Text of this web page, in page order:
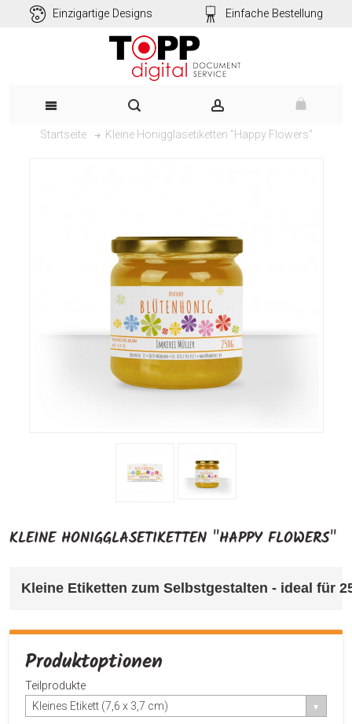
Einzigartige Designs Einfache Bestellung
Startseite Kleine Honigglasetiketten "Happy Flowers"
KLEINE HONIGGLASETIKETTEN "HAPPY FLOWERS"
Kleine Etiketten zum Selbstgestalten - ideal für
Produktoptionen
Teilprodukte
Kleines Etikett (7,6 x 3,7 cm)